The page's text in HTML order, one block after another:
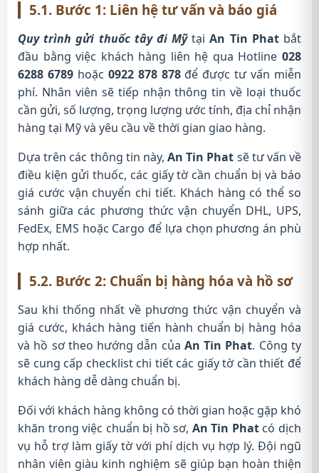
5.1. Bước 1: Liên hệ tư vấn và báo giá
Quy trình gửi thuốc tây đi MỹtạiAn Tin Phatbắt
đầu bằng việc khách hàng liên hệ qua Hotline 028
6288 6789hoặc 0922 878 878để được tư vấn miễn
phí. Nhân viên sẽ tiếp nhận thông tin về loại thuốc
cần gửi, số lượng, trọng lượng ước tính, địa chỉ nhận
hàng tại Mỹ và yêu cầu về thời gian giao hàng.
Dựa trên các thông tin này, An Tin Phat sẽ tư vấn về
điều kiện gửi thuốc, các giấy tờ cần chuẩn bị và báo
giá cước vận chuyển chi tiết. Khách hàng có thể so
sánh giữa các phương thức vận chuyển DHL, UPS,
FedEx, EMS hoặc Cargo để lựa chọn phương án phù
hợp nhất.
5.2. Bước 2: Chuẩn bị hàng hóa và hồ sơ
Sau khi thống nhất về phương thức vận chuyển và
giá cước, khách hàng tiến hành chuẩn bị hàng hóa
và hồ sơ theo hướng dẫn của An Tin Phat. Công ty
sẽ cung cấp checklist chi tiết các giấy tờ cần thiết để
khách hàng dễ dàng chuẩn bị.
Đối với khách hàng không có thời gian hoặc gặp khó
khăn trong việc chuẩn bị hồ sơ, An Tin Phatcó dịch
vụ hỗ trợ làm giấy tờ với phí dịch vụ hợp lý. Đội ngũ
nhân viên giàu kinh nghiệm sẽ giúp bạn hoàn thiện